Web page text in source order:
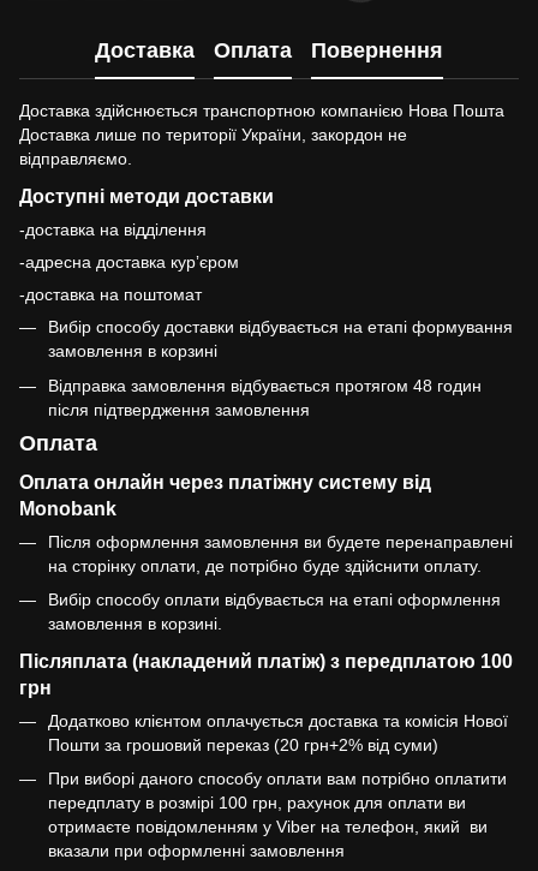
Доставка Оплата Повернення
Доставка здійснюється транспортною компанією Нова Пошта
Доставка лише по території України, закордон не
відправляємо.
Доступні методи доставки
-доставка на відділення
-адресна доставка курʼєром
-доставка на поштомат
Вибір способу доставки відбувається на етапі формування
замовлення в корзині
Відправка замовлення відбувається протягом 48 годин
після підтвердження замовлення
Оплата
Оплата онлайн через платіжну систему від
Monobank
Після оформлення замовлення ви будете перенаправлені
на сторінку оплати, де потрібно буде здійснити оплату.
Вибір способу оплати відбувається на етапі оформлення
замовлення в корзині.
Післяплата (накладений платіж) з передплатою 100
грн
Додатково клієнтом оплачується доставка та комісія Нової
Пошти за грошовий переказ (20 грн+2% від суми)
При виборі даного способу оплати вам потрібно оплатити
передплату в розмірі 100 грн, рахунок для оплати ви
отримаєте повідомленням у Viber на телефон, який ви
вказали при оформленні замовлення